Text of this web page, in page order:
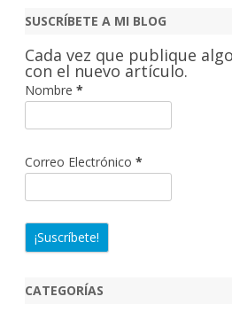
c
r
SUSCRÍBETE A MI BLOG
Cada vez que publique
con el nuevo artículo.
Nombre *
Correo Electrónico *
CATEGORÍAS